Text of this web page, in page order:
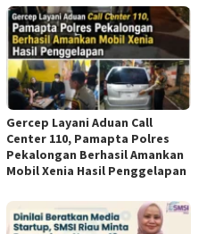
Gercep Layani Aduan Call
Center 110, Pamapta Polres
Pekalongan Berhasil Amankan
Mobil Xenia Hasil Penggelapan